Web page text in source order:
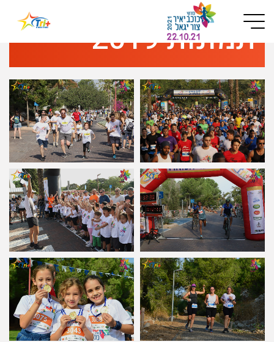
Button used only for devices with a small screen
תמונות 2019